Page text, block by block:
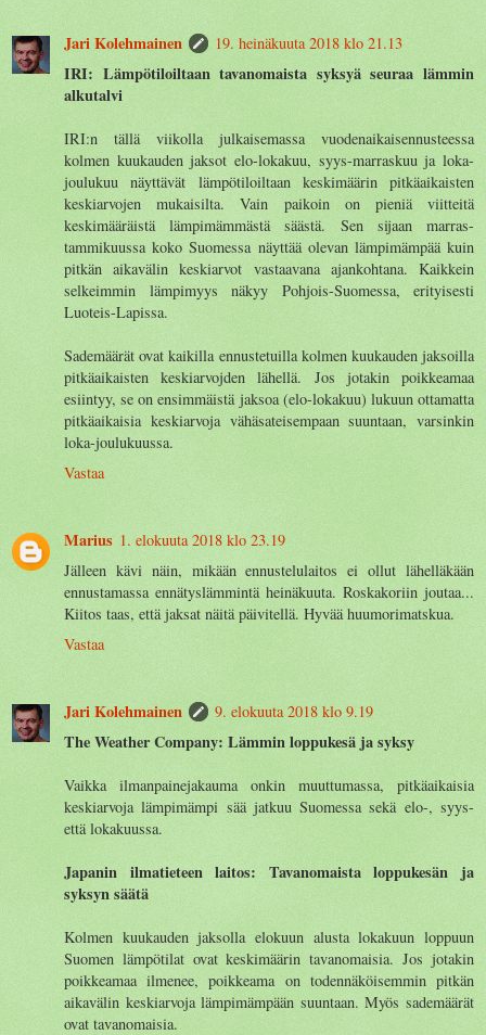
Jari Kolehmainen 19. heinäkuuta 2018 klo 21.13
IRI: Lämpötiloiltaan tavanomaista syksyä seuraa lämmin
alkutalvi
IRI:n tällä viikolla julkaisemassa vuodenaikaisennusteessa
kolmen kuukauden jaksot elo-lokakuu, syys-marraskuu ja loka-
joulukuu näyttävät lämpötiloiltaan keskimäärin pitkäaikaisten
keskiarvojen mukaisilta. Vain paikoin on pieniä viitteitä
keskimääräistä lämpimämmästä säästä. Sen sijaan marras-
tammikuussa koko Suomessa näyttää olevan lämpimämpää kuin
pitkän aikavälin keskiarvot vastaavana ajankohtana. Kaikkein
selkeimmin lämpimyys näkyy Pohjois-Suomessa, erityisesti
Luoteis-Lapissa.
Sademäärät ovat kaikilla ennustetuilla kolmen kuukauden jaksoilla
pitkäaikaisten keskiarvojden lähellä. Jos jotakin poikkeamaa
esiintyy, se on ensimmäistä jaksoa (elo-lokakuu) lukuun ottamatta
pitkäaikaisia keskiarvoja vähäsateisempaan suuntaan, varsinkin
loka-joulukuussa.
Vastaa
Marius 1. elokuuta 2018 klo 23.19
Jälleen kävi näin, mikään ennustelulaitos ei ollut lähelläkään
ennustamassa ennätyslämmintä heinäkuuta. Roskakoriin joutaa...
Kiitos taas, että jaksat näitä päivitellä. Hyvää huumorimatskua.
Vastaa
Jari Kolehmainen 9. elokuuta 2018 klo 9.19
The Weather Company: Lämmin loppukesä ja syksy
Vaikka ilmanpainejakauma onkin muuttumassa, pitkäaikaisia
keskiarvoja lämpimämpi sää jatkuu Suomessa sekä elo-, syys-
että lokakuussa.
Japanin ilmatieteen laitos: Tavanomaista loppukesän ja
syksyn säätä
Kolmen kuukauden jaksolla elokuun alusta lokakuun loppuun
Suomen lämpötilat ovat keskimäärin tavanomaisia. Jos jotakin
poikkeamaa ilmenee, poikkeama on todennäköisemmin pitkän
aikavälin keskiarvoja lämpimämpään suuntaan. Myös sademäärät
ovat tavanomaisia.